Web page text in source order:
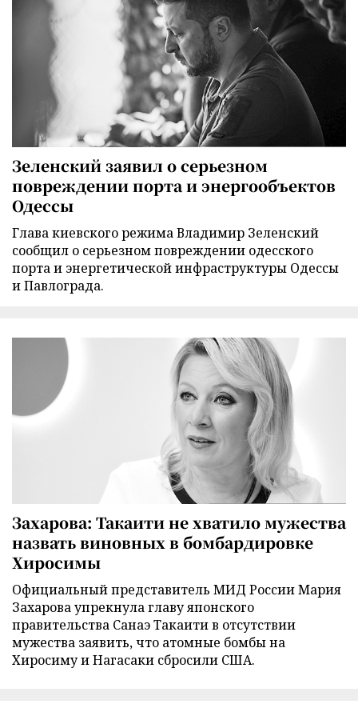
Зеленский заявил о серьезном
повреждении порта и энергообъектов
Одессы
Глава киевского режима Владимир Зеленский
сообщил о серьезном повреждении одесского
порта и энергетической инфраструктуры Одессы
и Павлограда.
Захарова: Такаити не хватило мужества
назвать виновных в бомбардировке
Хиросимы
Официальный представитель МИД России Мария
Захарова упрекнула главу японского
правительства Санаэ Такаити в отсутствии
мужества заявить, что атомные бомбы на
Хиросиму и Нагасаки сбросили США.